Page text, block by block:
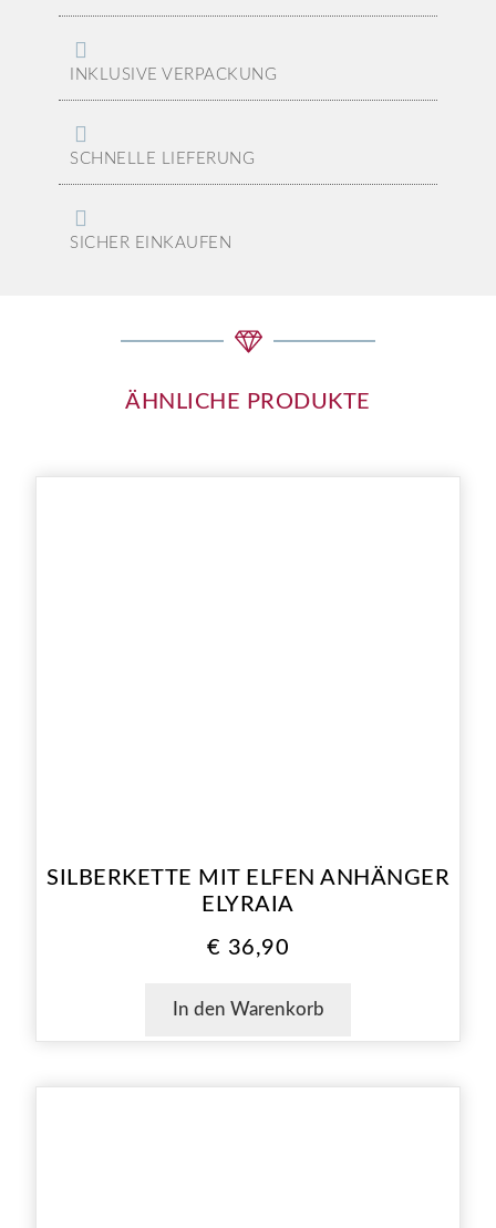
INKLUSIVE VERPACKUNG
SCHNELLE LIEFERUNG
SICHER EINKAUFEN
ÄHNLICHE PRODUKTE
SILBERKETTE MIT ELFEN ANHÄNGER
ELYRAIA
€ 36,90
In den Warenkorb